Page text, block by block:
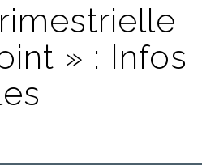
» : Infos